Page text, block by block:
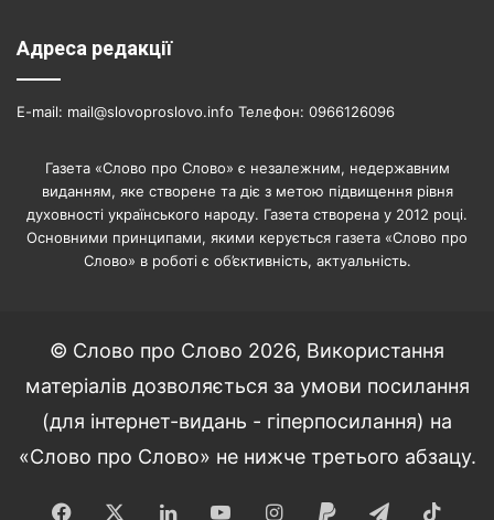
Адреса редакції
E-mail: mail@slovoproslovo.info Телефон: 0966126096
Газета «Слово про Слово» є незалежним, недержавним
виданням, яке створене та діє з метою підвищення рівня
духовності українського народу. Газета створена у 2012 році.
Основними принципами, якими керується газета «Слово про
Слово» в роботі є об’єктивність, актуальність.
© Слово про Слово 2026, Використання
матеріалів дозволяється за умови посилання
(для інтернет-видань - гіперпосилання) на
«Слово про Слово» не нижче третього абзацу.
Facebook LinkedInYouTubeInstagram
Paypal Telegram